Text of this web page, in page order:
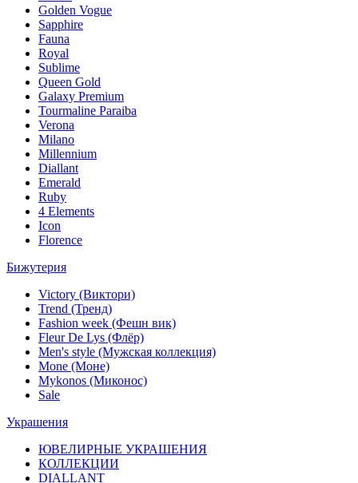
Golden Vogue
Sapphire
Fauna
Royal
Sublime
Queen Gold
Galaxy Premium
Tourmaline Paraiba
Verona
Milano
Millennium
Diallant
Emerald
Ruby
4 Elements
Icon
Florence
Бижутерия
Victory (Виктори)
Trend (Тренд)
Fashion week (Фешн вик)
Fleur De Lys (Флёр)
Men's style (Мужская коллекция)
Mone (Моне)
Mykonos (Миконос)
Sale
Украшения
ЮВЕЛИРНЫЕ УКРАШЕНИЯ
КОЛЛЕКЦИИ
DIALLANT